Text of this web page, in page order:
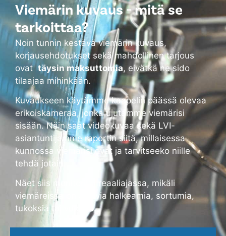
Viemärin kuvaus - mitä se
tarkoittaa?
Noin tunnin kestävä viemärin kuvaus,
korjausehdotukset sekä mahdollinen tarjous
ovat täysin maksuttomia, eivätkä ne sido
tilaajaa mihinkään.
Kuvaukseen käytämme kaapelin päässä olevaa
erikoiskameraa, jonka ujutamme viemärisi
sisään. Näin saat videokuvaa sekä LVI-
asiantuntijamme raportin siitä, millaisessa
kunnossa viemärisi ovat ja tarvitseeko niille
tehdä jotain.
Näet siis monitorilta reaaliajassa, mikäli
viemäreissä on alkavia halkeamia, sortumia,
tukoksia tai vuotoja.